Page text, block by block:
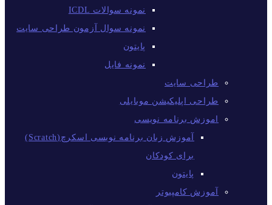
نمونه سوالات ICDL
نمونه سوال آزمون طراحی سایت
پایتون
نمونه فایل
طراحی سایت
طراحی اپلیکیشن موبایلی
اموزش برنامه نویسی
آموزش زبان برنامه نویسی اسکرچ(Scratch)
برای کودکان
پایتون
آموزش کامپیوتر